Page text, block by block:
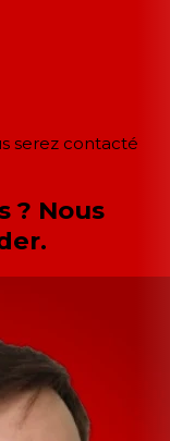
serez contacté
? Nous